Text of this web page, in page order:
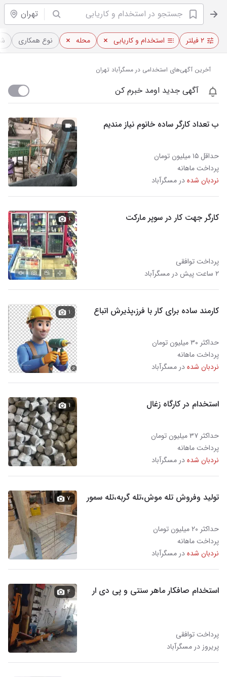
تهران
۲ فیلتر استخدام و کاریابی محله نوع همکاری
آخرین آگهی‌های استخدامی در مسگرآباد تهران
آگهی جدید اومد خبرم کن
ب تعداد کارگر ساده خانوم نیاز مندیم
حداقل ۱۵ میلیون تومان
پرداخت ماهانه
نردبان شدهدر مسگرآباد
کارگر جهت کار در سوپر مارکت
پرداخت توافقی
۲ ساعت پیش در مسگرآباد
۱
کارمند ساده برای کار با فرز،پذیرش اتباع
حداکثر ۳۰ میلیون تومان
پرداخت ماهانه
نردبان شدهدر مسگرآباد
۱
استخدام در کارگاه زغال
حداکثر ۳۷ میلیون تومان
پرداخت ماهانه
نردبان شدهدر مسگرآباد
۱
تولید وفروش تله موش،تله گربه،تله سمور
حداکثر ۲۰ میلیون تومان
پرداخت ماهانه
نردبان شدهدر مسگرآباد
۷
استخدام صافکار ماهر سنتی و پی دی ار
پرداخت توافقی
پریروز در مسگرآباد
۴